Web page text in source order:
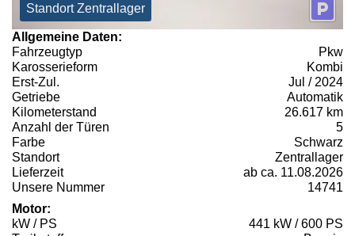
Standort Zentrallager
Allgemeine Daten:
Fahrzeugtyp
Pkw
Karosserieform
Kombi
Erst-Zul.
Jul / 2024
Getriebe
Automatik
Kilometerstand
26.617 km
Anzahl der Türen
5
Farbe
Schwarz
Standort
Zentrallager
Lieferzeit
ab ca. 11.08.2026
Unsere Nummer
14741
Motor:
kW / PS
441 kW / 600 PS